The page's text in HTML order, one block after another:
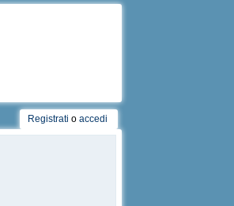
Registrati o accedi